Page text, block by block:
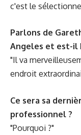
c'est le
Parlons de
Angeles et est-il
"Il va
endroit
Ce sera sa
professionnel ?
"Pourquoi ?"